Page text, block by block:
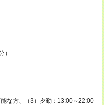
）
な方、（3）夕勤：13:00～22:00